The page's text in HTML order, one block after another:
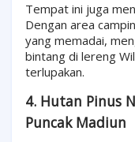
Tempat ini juga
Dengan area
yang memadai,
bintang di lereng
terlupakan.
4. Hutan Pinus
Puncak Madiun